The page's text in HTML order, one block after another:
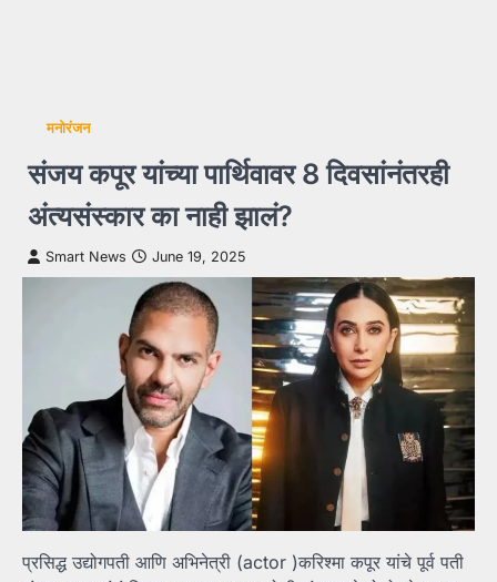
मनोरंजन
संजय कपूर यांच्या पार्थिवावर 8 दिवसांनंतरही
अंत्यसंस्कार का नाही झालं?
Smart News June 19, 2025
प्रसिद्ध उद्योगपती आणि अभिनेत्री (actor )करिश्मा कपूर यांचे पूर्व पती